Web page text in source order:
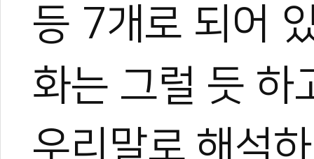
등 7개로 되어
화는 그럴 듯 하
우리말로 해석